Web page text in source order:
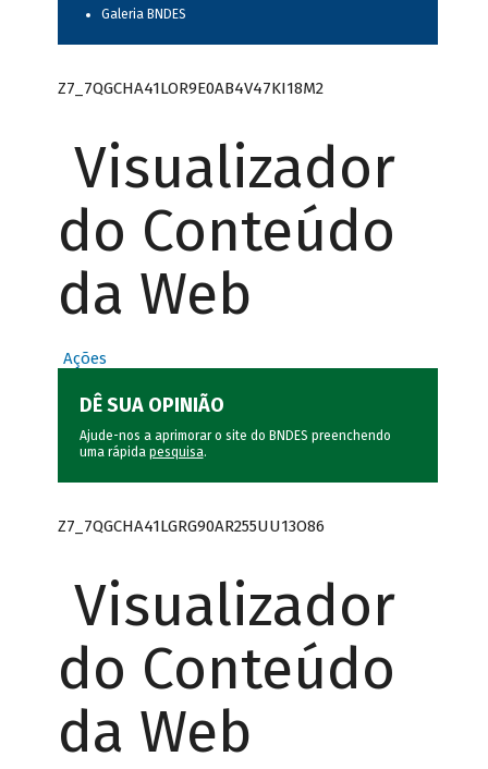
Galeria BNDES
Z7_7QGCHA41LOR9E0AB4V47KI18M2
Visualizador
do Conteúdo
da Web
Ações
DÊ SUA OPINIÃO
Ajude-nos a aprimorar o site do BNDES preenchendo
uma rápida pesquisa.
Z7_7QGCHA41LGRG90AR255UU13O86
Visualizador
do Conteúdo
da Web